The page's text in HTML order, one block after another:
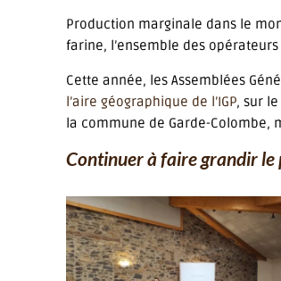
Production marginale dans le
farine, l’ensemble des
Cette année, les Assemblées
l’aire géographique de l’IGP, sur
la commune de Garde-
Continuer à faire grandir le